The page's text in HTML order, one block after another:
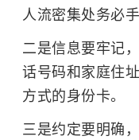
人流密集处务必
二是信息要牢记
话号码和家庭住
方式的身份卡。
三是约定要明确